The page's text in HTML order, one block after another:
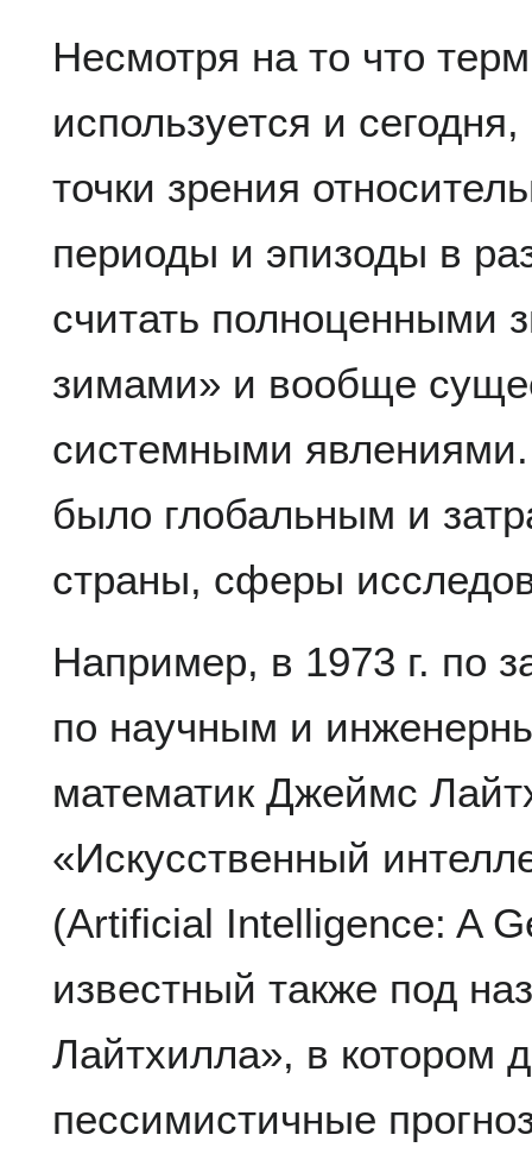
Несмотря на то что
используется и
точки зрения
периоды и эпизоды в
считать полноценными
зимами» и вообще
системными
было глобальным и
страны, сферы
Например, в 1973 г. по
по научным и
математик Джеймс
«Искусственный
(Artificial Intelligence: A
известный также под
Лайтхилла», в котором
пессимистичные